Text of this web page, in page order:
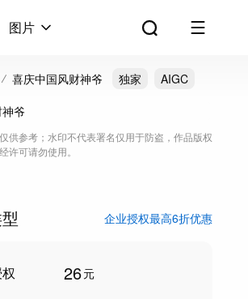
图片
喜庆中国风财神爷 独家 AIGC
供参考；水印不代表署名仅用于防盗，作品版权
许可请勿使用。
企业授权最高6折优惠
26元